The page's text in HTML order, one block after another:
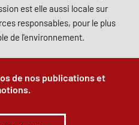
est elle aussi locale sur
responsables, pour le plus
de l'environnement.
de nos publications et